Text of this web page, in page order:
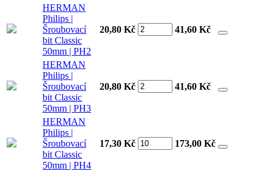
HERMAN
Philips |
Šroubovací
bit Classic
50mm | PH2
20,80 Kč 41,60 Kč
HERMAN
Philips |
Šroubovací
bit Classic
50mm | PH3
20,80 Kč 41,60 Kč
HERMAN
Philips |
Šroubovací
bit Classic
50mm | PH4
17,30 Kč 173,00 Kč